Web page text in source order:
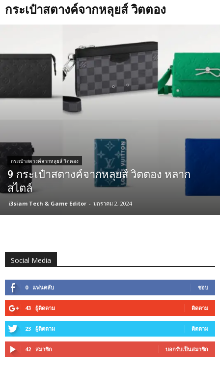
กระเป๋าสตางค์จากหลุยส์ วิตตอง
กระเป๋าสตางค์จากหลุยส์ วิตตอง
9 กระเป๋าสตางค์จากหลุยส์ วิตตอง หลาก
สไตล์
i3siam Tech & Game Editor - มกราคม 2, 2024
Social Media
0 แฟนคลับ ชอบ
43 ผู้ติดตาม ติดตาม
23 ผู้ติดตาม ติดตาม
42 สมาชิก บอกรับเป็นสมาชิก